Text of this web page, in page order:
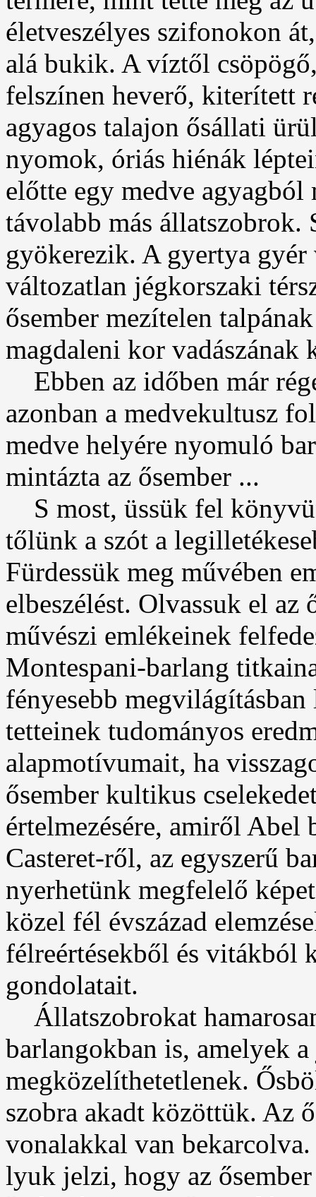
életveszélyes szifonokon
alá bukik. A víztől
felszínen heverő, kiterített
agyagos talajon ősállati
nyomok, óriás hiénák
előtte egy medve
távolabb más állatszobrok.
gyökerezik. A gyertya gyér
változatlan jégkorszaki
ősember mezítelen
magdaleni kor
Ebben az időben már
azonban a medvekultusz
medve helyére nyomuló
mintázta az ősember ...
S most, üssük fel
tőlünk a szót a
Fürdessük meg művében
elbeszélést. Olvassuk el az
művészi emlékeinek
Montespani-barlang
fényesebb
tetteinek tudományos
alapmotívumait, ha
ősember kultikus
értelmezésére, amiről Abel
Casteret-ről, az egyszerű
nyerhetünk megfelelő
közel fél évszázad
félreértésekből és vitákból
gondolatait.
Állatszobrokat
barlangokban is, amelyek
megközelíthetetlenek.
szobra akadt közöttük. Az
vonalakkal van bekarcolva.
lyuk jelzi, hogy az